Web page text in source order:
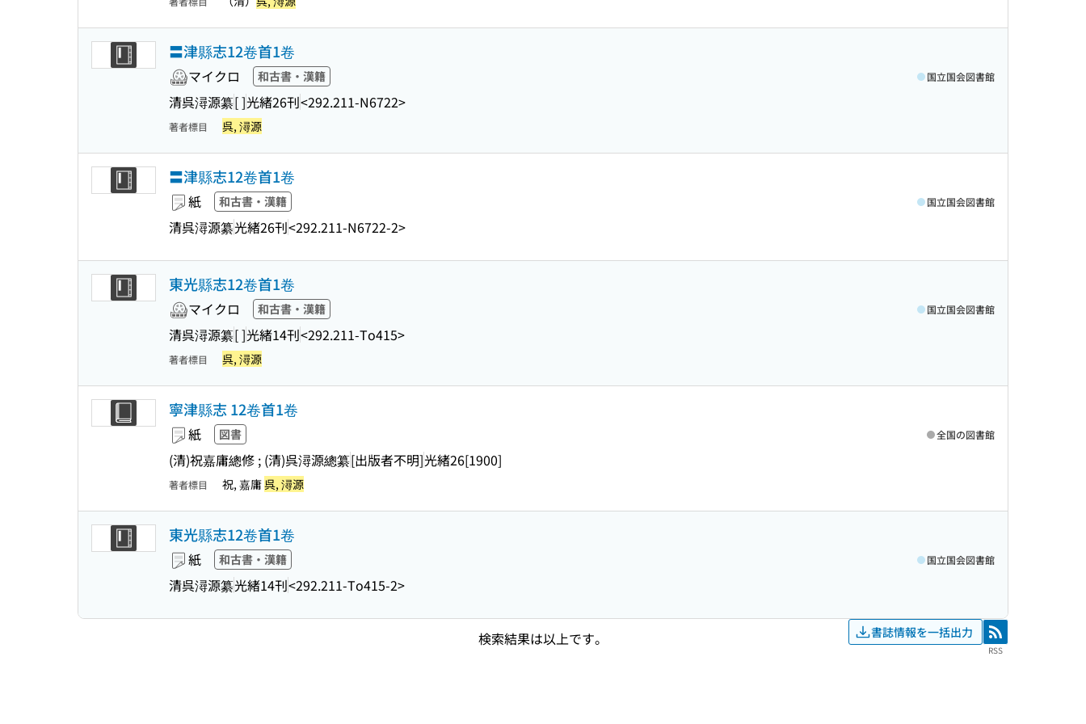
〓津縣志12卷首1卷
マイクロ 和古書・漢籍
清呉潯源纂[ ]光緒26刊<292.211-N6722>
国立国会図書館
著者標目 呉, 潯源
〓津縣志12卷首1卷
紙 和古書・漢籍
清呉潯源纂光緒26刊<292.211-N6722-2>
国立国会図書館
東光縣志12卷首1卷
マイクロ 和古書・漢籍
清呉潯源纂[ ]光緒14刊<292.211-To415>
国立国会図書館
著者標目 呉, 潯源
寧津縣志 12卷首1卷
紙 図書
(清)祝嘉庸總修 ; (清)呉潯源總纂[出版者不明]光緒26[1900]
全国の図書館
著者標目 祝, 嘉庸呉, 潯源
東光縣志12卷首1卷
紙 和古書・漢籍
清呉潯源纂光緒14刊<292.211-To415-2>
国立国会図書館
検索結果は以上です。 書誌情報を一括出力 RSS
RSS